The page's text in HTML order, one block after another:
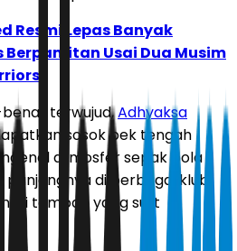
Resmi Lepas Banyak
Berpamitan Usai Dua Musim
terwujud,Adhyaksa
sosok bek tengah
atmosfer sepak bola
panjangnya di berbagai klub
tambah yang sulit